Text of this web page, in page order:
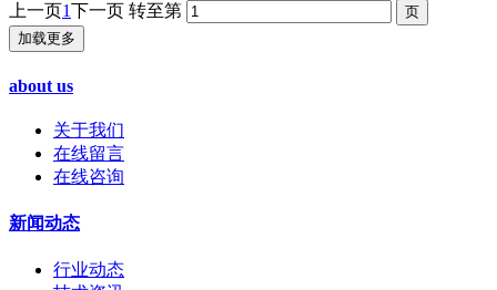
上一页1下一页 转至第
加载更多
about us
关于我们
在线留言
在线咨询
新闻动态
行业动态